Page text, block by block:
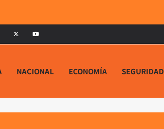
NACIONAL ECONOMÍA SEGURIDAD